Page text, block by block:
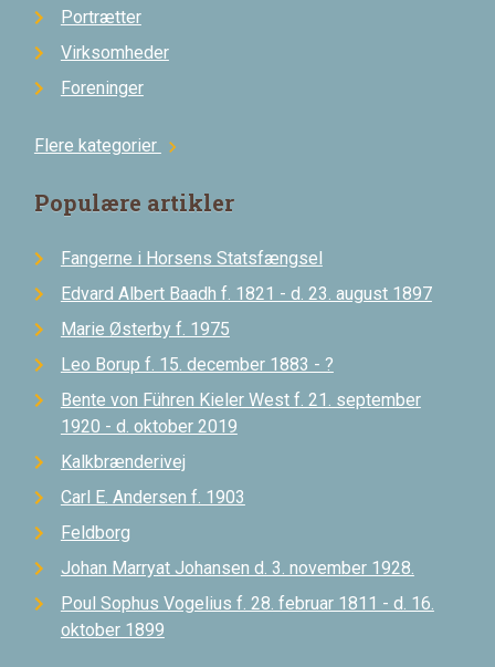
Portrætter
Virksomheder
Foreninger
Flere kategorier chevron_right
Populære artikler
Fangerne i Horsens Statsfængsel
Edvard Albert Baadh f. 1821 - d. 23. august 1897
Marie Østerby f. 1975
Leo Borup f. 15. december 1883 - ?
Bente von Führen Kieler West f. 21. september
1920 - d. oktober 2019
Kalkbrænderivej
Carl E. Andersen f. 1903
Feldborg
Johan Marryat Johansen d. 3. november 1928.
Poul Sophus Vogelius f. 28. februar 1811 - d. 16.
oktober 1899